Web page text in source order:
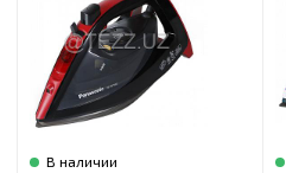
В наличии